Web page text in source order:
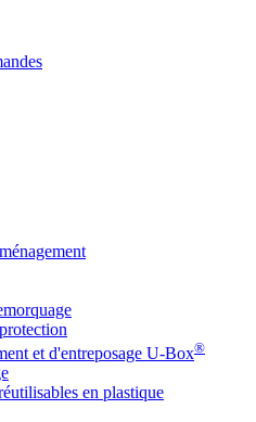
et d'entreposage U-Box®
en plastique